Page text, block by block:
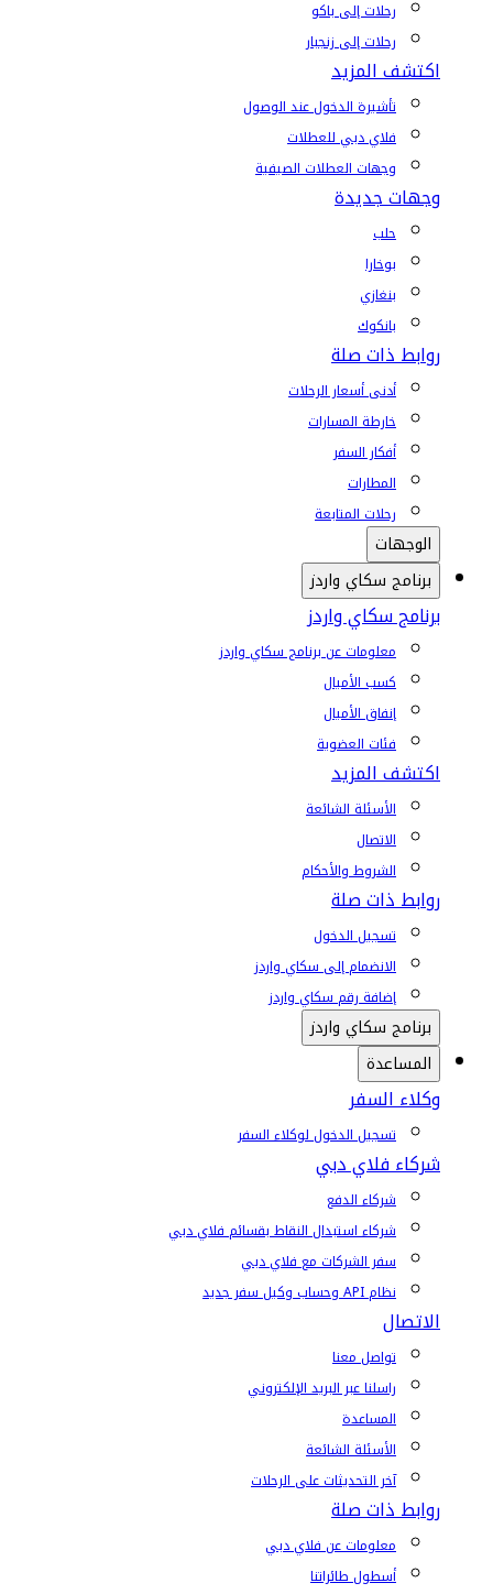
رحلات إلى باكو
رحلات إلى زنجبار
اكتشف المزيد
تأشيرة الدخول عند الوصول
فلاي دبي للعطلات
وجهات العطلات الصيفية
وجهات جديدة
حلب
بوخارا
بنغازي
بانكوك
روابط ذات صلة
أدنى أسعار الرحلات
خارطة المسارات
أفكار السفر
المطارات
رحلات المتابعة
الوجهات
برنامج سكاي واردز
برنامج سكاي واردز
معلومات عن برنامج سكاي واردز
كسب الأميال
إنفاق الأميال
فئات العضوية
اكتشف المزيد
الأسئلة الشائعة
الاتصال
الشروط والأحكام
روابط ذات صلة
تسجيل الدخول
الانضمام إلى سكاي واردز
إضافة رقم سكاي واردز
برنامج سكاي واردز
المساعدة
وكلاء السفر
تسجيل الدخول لوكلاء السفر
شركاء فلاي دبي
شركاء الدفع
شركاء استبدال النقاط بقسائم فلاي دبي
سفر الشركات مع فلاي دبي
نظام API وحساب وكيل سفر جديد
الاتصال
تواصل معنا
راسلنا عبر البريد الإلكتروني
المساعدة
الأسئلة الشائعة
آخر التحديثات على الرحلات
روابط ذات صلة
معلومات عن فلاي دبي
أسطول طائراتنا